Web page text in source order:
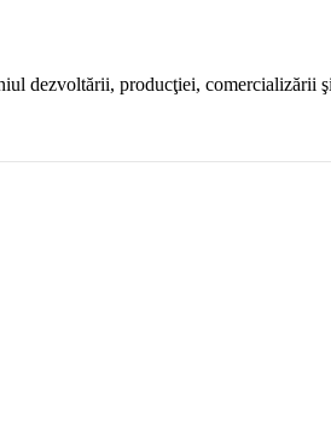
dezvoltării, producţiei,